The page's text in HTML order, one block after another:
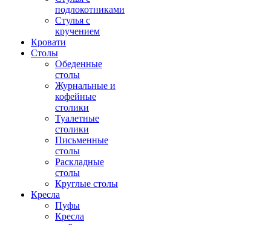
подлокотниками
Стулья с
кручением
Кровати
Столы
Обеденные
столы
Журнальные и
кофейные
столики
Туалетные
столики
Письменные
столы
Раскладные
столы
Круглые столы
Кресла
Пуфы
Кресла